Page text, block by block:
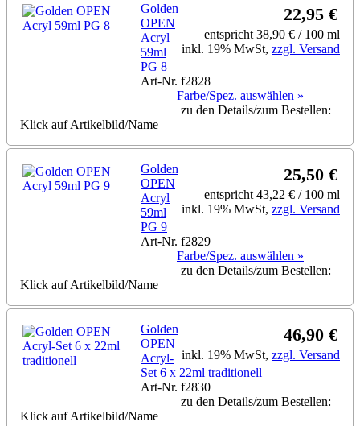
22,95 €
entspricht 38,90 € / 100 ml
inkl. 19% MwSt, zzgl. Versand
Golden
OPEN
Acryl
59ml
PG 8
Art-Nr. f2828
Farbe/Spez. auswählen »
zu den Details/zum Bestellen:
Klick auf Artikelbild/Name
25,50 €
entspricht 43,22 € / 100 ml
inkl. 19% MwSt, zzgl. Versand
Golden
OPEN
Acryl
59ml
PG 9
Art-Nr. f2829
Farbe/Spez. auswählen »
zu den Details/zum Bestellen:
Klick auf Artikelbild/Name
46,90 €
inkl. 19% MwSt, zzgl. Versand
Golden
OPEN
Acryl-
Set 6 x 22ml traditionell
Art-Nr. f2830
zu den Details/zum Bestellen:
Klick auf Artikelbild/Name